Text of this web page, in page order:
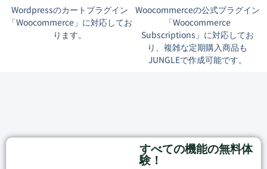
Wordpressのカートプラグイン
「Woocommerce」に対応してお
ります。
Woocommerceの公式プラグイン
「Woocommerce
Subscriptions」に対応してお
り、複雑な定期購入商品も
JUNGLEで作成可能です。
すべての機能の無料体
験！